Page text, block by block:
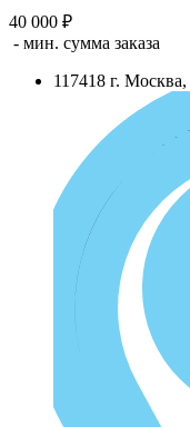
40 000 ₽
- мин. сумма заказа
117418 г. Москва,